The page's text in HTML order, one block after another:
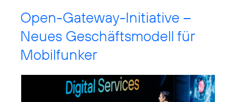
Open-Gateway-Initiative –
Neues Geschäftsmodell für
Mobilfunker